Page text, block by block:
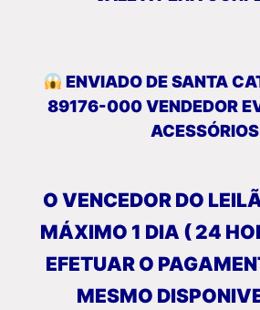
ENVIADO DE SANTA
89176-000 VENDEDOR
ACESSÓRIOS
O VENCEDOR DO
MÁXIMO 1 DIA ( 24
EFETUAR O
MESMO